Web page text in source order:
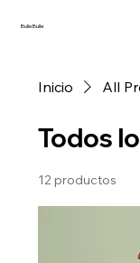
BulleBulle
Inicio All
Todos
12 productos